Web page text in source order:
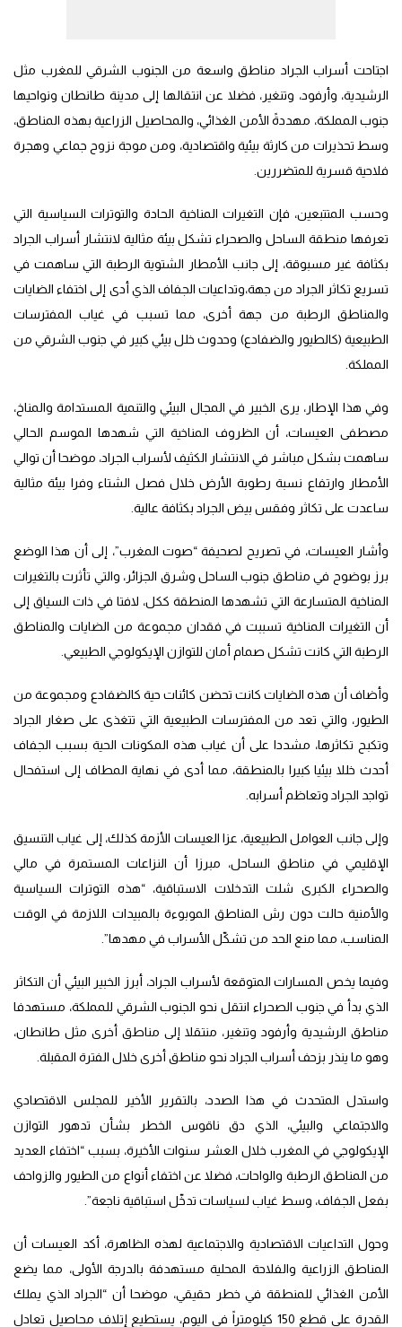
اجتاحت أسراب الجراد مناطق واسعة من الجنوب الشرقي للمغرب مثل
الرشيدية، وأرفود، وتنغير، فضلا عن انتقالها إلى مدينة طانطان ونواحيها
جنوب المملكة، مهددةً الأمن الغذائي، والمحاصيل الزراعية بهذه المناطق،
وسط تحذيرات من كارثة بيئية واقتصادية، ومن موجة نزوح جماعي وهجرة
فلاحية قسرية للمتضررين.
وحسب المتتبعين، فإن التغيرات المناخية الحادة والتوترات السياسية التي
تعرفها منطقة الساحل والصحراء تشكل بيئة مثالية لانتشار أسراب الجراد
بكثافة غير مسبوقة، إلى جانب الأمطار الشتوية الرطبة التي ساهمت في
تسريع تكاثر الجراد من جهة،وتداعيات الجفاف الذي أدى إلى اختفاء الضايات
والمناطق الرطبة من جهة أخرى، مما تسبب في غياب المفترسات
الطبيعية (كالطيور والضفادع) وحدوث خلل بيئي كبير في جنوب الشرقي من
المملكة.
وفي هذا الإطار، يرى الخبير في المجال البيئي والتنمية المستدامة والمناخ،
مصطفى العيسات، أن الظروف المناخية التي شهدها الموسم الحالي
ساهمت بشكل مباشر في الانتشار الكثيف لأسراب الجراد، موضحا أن توالي
الأمطار وارتفاع نسبة رطوبة الأرض خلال فصل الشتاء وفرا بيئة مثالية
ساعدت على تكاثر وفقس بيض الجراد بكثافة عالية.
وأشار العيسات، في تصريح لصحيفة “صوت المغرب”، إلى أن هذا الوضع
برز بوضوح في مناطق جنوب الساحل وشرق الجزائر، والتي تأثرت بالتغيرات
المناخية المتسارعة التي تشهدها المنطقة ككل، لافتا في ذات السياق إلى
أن التغيرات المناخية تسببت في فقدان مجموعة من الضايات والمناطق
الرطبة التي كانت تشكل صمام أمان للتوازن الإيكولوجي الطبيعي.
وأضاف أن هذه الضايات كانت تحضن كائنات حية كالضفادع ومجموعة من
الطيور، والتي تعد من المفترسات الطبيعية التي تتغذى على صغار الجراد
وتكبح تكاثرها، مشددا على أن غياب هذه المكونات الحية بسبب الجفاف
أحدث خللا بيئيا كبيرا بالمنطقة، مما أدى في نهاية المطاف إلى استفحال
تواجد الجراد وتعاظم أسرابه.
وإلى جانب العوامل الطبيعية، عزا العيسات الأزمة كذلك، إلى غياب التنسيق
الإقليمي في مناطق الساحل، مبرزا أن النزاعات المستمرة في مالي
والصحراء الكبرى شلت التدخلات الاستباقية، “هذه التوترات السياسية
والأمنية حالت دون رش المناطق الموبوءة بالمبيدات اللازمة في الوقت
المناسب، مما منع الحد من تشكّل الأسراب في مهدها”.
وفيما يخص المسارات المتوقعة لأسراب الجراد، أبرز الخبير البيئي أن التكاثر
الذي بدأ في جنوب الصحراء انتقل نحو الجنوب الشرقي للمملكة، مستهدفا
مناطق الرشيدية وأرفود وتنغير، منتقلا إلى مناطق أخرى مثل طانطان،
وهو ما ينذر بزحف أسراب الجراد نحو مناطق أخرى خلال الفترة المقبلة.
واستدل المتحدث في هذا الصدد، بالتقرير الأخير للمجلس الاقتصادي
والاجتماعي والبيئي، الذي دق ناقوس الخطر بشأن تدهور التوازن
الإيكولوجي في المغرب خلال العشر سنوات الأخيرة، بسبب “اختفاء العديد
من المناطق الرطبة والواحات، فضلا عن اختفاء أنواع من الطيور والزواحف
بفعل الجفاف، وسط غياب لسياسات تدخّل استباقية ناجعة”.
وحول التداعيات الاقتصادية والاجتماعية لهذه الظاهرة، أكد العيسات أن
المناطق الزراعية والفلاحة المحلية مستهدفة بالدرجة الأولى، مما يضع
الأمن الغذائي للمنطقة في خطر حقيقي، موضحا أن “الجراد الذي يملك
القدرة على قطع 150 كيلومتراً في اليوم، يستطيع إتلاف محاصيل تعادل